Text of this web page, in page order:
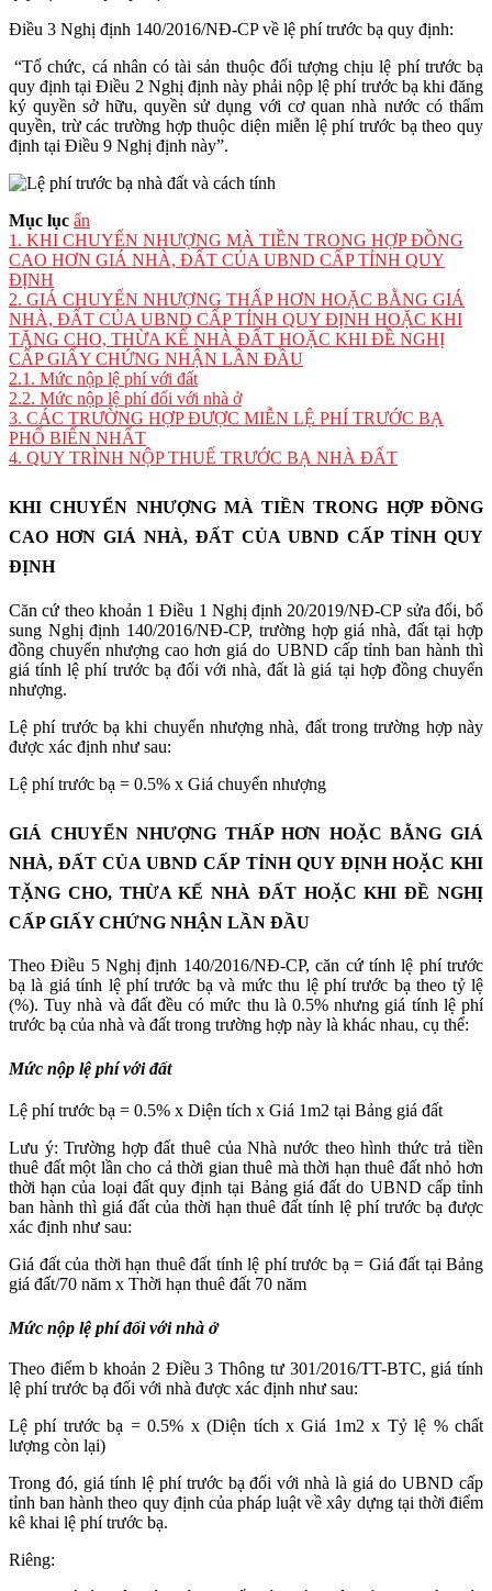
Điều 3 Nghị định 140/2016/NĐ-CP về lệ phí trước bạ quy định:
“Tổ chức, cá nhân có tài sản thuộc đối tượng chịu lệ phí trước bạ
quy định tại Điều 2 Nghị định này phải nộp lệ phí trước bạ khi đăng
ký quyền sở hữu, quyền sử dụng với cơ quan nhà nước có thẩm
quyền, trừ các trường hợp thuộc diện miễn lệ phí trước bạ theo quy
định tại Điều 9 Nghị định này”.
Mục lục ẩn
1. KHI CHUYỂN NHƯỢNG MÀ TIỀN TRONG HỢP ĐỒNG
CAO HƠN GIÁ NHÀ, ĐẤT CỦA UBND CẤP TỈNH QUY
ĐỊNH
2. GIÁ CHUYỂN NHƯỢNG THẤP HƠN HOẶC BẰNG GIÁ
NHÀ, ĐẤT CỦA UBND CẤP TỈNH QUY ĐỊNH HOẶC KHI
TẶNG CHO, THỪA KẾ NHÀ ĐẤT HOẶC KHI ĐỀ NGHỊ
CẤP GIẤY CHỨNG NHẬN LẦN ĐẦU
2.1. Mức nộp lệ phí với đất
2.2. Mức nộp lệ phí đối với nhà ở
3. CÁC TRƯỜNG HỢP ĐƯỢC MIỄN LỆ PHÍ TRƯỚC BẠ
PHỔ BIẾN NHẤT
4. QUY TRÌNH NỘP THUẾ TRƯỚC BẠ NHÀ ĐẤT
KHI CHUYỂN NHƯỢNG MÀ TIỀN TRONG HỢP ĐỒNG
CAO HƠN GIÁ NHÀ, ĐẤT CỦA UBND CẤP TỈNH QUY
ĐỊNH
Căn cứ theo khoản 1 Điều 1 Nghị định 20/2019/NĐ-CP sửa đổi, bổ
sung Nghị định 140/2016/NĐ-CP, trường hợp giá nhà, đất tại hợp
đồng chuyển nhượng cao hơn giá do UBND cấp tỉnh ban hành thì
giá tính lệ phí trước bạ đối với nhà, đất là giá tại hợp đồng chuyển
nhượng.
Lệ phí trước bạ khi chuyển nhượng nhà, đất trong trường hợp này
được xác định như sau:
Lệ phí trước bạ = 0.5% x Giá chuyển nhượng
GIÁ CHUYỂN NHƯỢNG THẤP HƠN HOẶC BẰNG GIÁ
NHÀ, ĐẤT CỦA UBND CẤP TỈNH QUY ĐỊNH HOẶC KHI
TẶNG CHO, THỪA KẾ NHÀ ĐẤT HOẶC KHI ĐỀ NGHỊ
CẤP GIẤY CHỨNG NHẬN LẦN ĐẦU
Theo Điều 5 Nghị định 140/2016/NĐ-CP, căn cứ tính lệ phí trước
bạ là giá tính lệ phí trước bạ và mức thu lệ phí trước bạ theo tỷ lệ
(%). Tuy nhà và đất đều có mức thu là 0.5% nhưng giá tính lệ phí
trước bạ của nhà và đất trong trường hợp này là khác nhau, cụ thể:
Mức nộp lệ phí với đất
Lệ phí trước bạ = 0.5% x Diện tích x Giá 1m2 tại Bảng giá đất
Lưu ý: Trường hợp đất thuê của Nhà nước theo hình thức trả tiền
thuê đất một lần cho cả thời gian thuê mà thời hạn thuê đất nhỏ hơn
thời hạn của loại đất quy định tại Bảng giá đất do UBND cấp tỉnh
ban hành thì giá đất của thời hạn thuê đất tính lệ phí trước bạ được
xác định như sau:
Giá đất của thời hạn thuê đất tính lệ phí trước bạ = Giá đất tại Bảng
giá đất/70 năm x Thời hạn thuê đất 70 năm
Mức nộp lệ phí đối với nhà ở
Theo điểm b khoản 2 Điều 3 Thông tư 301/2016/TT-BTC, giá tính
lệ phí trước bạ đối với nhà được xác định như sau:
Lệ phí trước bạ = 0.5% x (Diện tích x Giá 1m2 x Tỷ lệ % chất
lượng còn lại)
Trong đó, giá tính lệ phí trước bạ đối với nhà là giá do UBND cấp
tỉnh ban hành theo quy định của pháp luật về xây dựng tại thời điểm
kê khai lệ phí trước bạ.
Riêng: